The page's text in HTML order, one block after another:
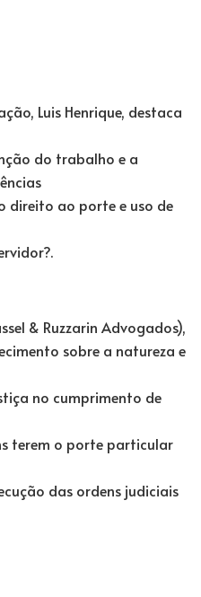
Luis Henrique, destaca
do trabalho e a
direito ao porte e uso de
& Ruzzarin Advogados),
sobre a natureza e
no cumprimento de
terem o porte particular
das ordens judiciais